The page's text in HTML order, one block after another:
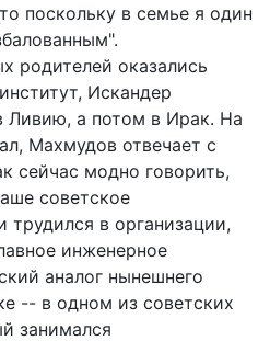
поскольку в семье я один
родителей оказались
Искандер
Ливию, а потом в Ирак. На
Махмудов отвечает с
сейчас модно говорить,
советское
трудился в организации,
инженерное
аналог нынешнего
-- в одном из советских
занимался